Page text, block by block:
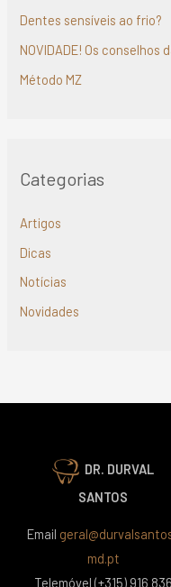
Dentes sensíveis ao frio?
NOVIDADE! Os conselhos
Método MZ
Categorias
Artigos
Dicas
Notícias
Novidades
DR. DURVAL
SANTOS
Email
md.pt
Telemóvel (+315) 916 836